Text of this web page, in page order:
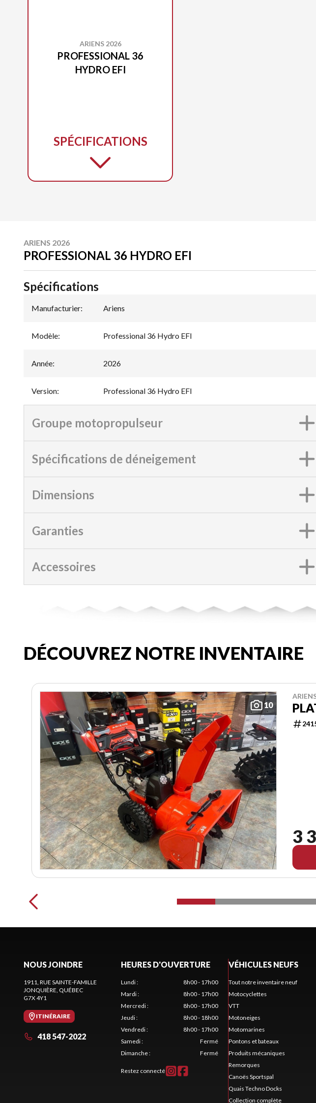
ARIENS 2026
PROFESSIONAL 36
HYDRO EFI
SPÉCIFICATIONS
ARIENS 2026
PROFESSIONAL 36 HYDRO EFI
Spécifications
Manufacturier: Ariens
Modèle: Professional 36 Hydro EFI
Année: 2026
Version: Professional 36 Hydro EFI
Groupe motopropulseur
Spécifications de déneigement
Dimensions
Garanties
Accessoires
DÉCOUVREZ NOTRE INVENTAIRE
10
3
NOUS JOINDRE
1911, RUE SAINTE-FAMILLE
JONQUIÈRE , QUÉBEC
G7X 4Y1
ITINÉRAIRE
418 547-2022
HEURES D'OUVERTURE
Lundi:
8h00 - 17h00
Mardi:
8h00 - 17h00
Mercredi:
8h00 - 17h00
Jeudi:
8h00 - 18h00
Vendredi:
8h00 - 17h00
Samedi:
Fermé
Dimanche: Fermé
Restez connecté
VÉHICULES NEUFS
Tout notre inventaire neuf
Motocyclettes
VTT
Motoneiges
Motomarines
Pontons et bateaux
Produits mécaniques
Remorques
Canoës Sportspal
Quais Techno Docks
Collection complète